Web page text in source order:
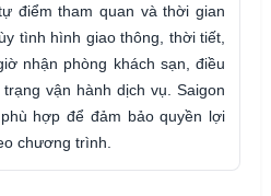
điểm tham quan và thời gian
tình hình giao thông, thời tiết,
nhận phòng khách sạn, điều
vận hành dịch vụ. Saigon
hợp để đảm bảo quyền lợi
chương trình.